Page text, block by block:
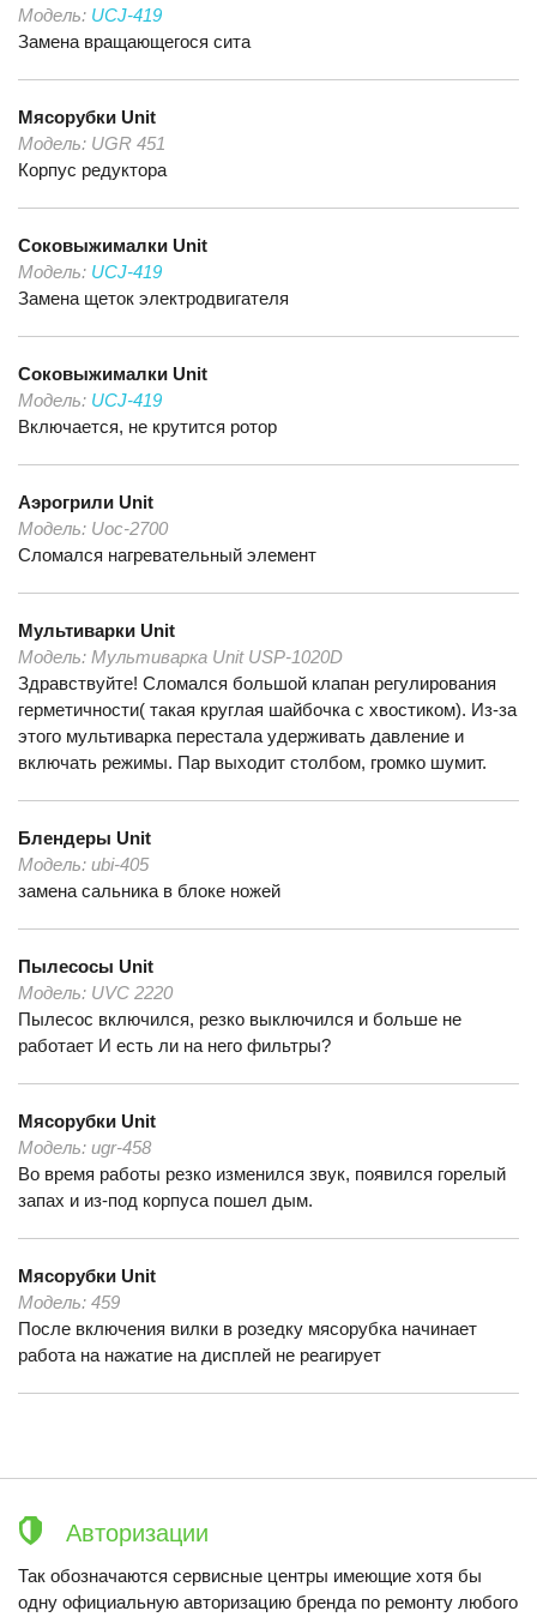
Модель: UCJ-419
Замена вращающегося сита
Мясорубки Unit
Модель: UGR 451
Корпус редуктора
Соковыжималки Unit
Модель: UCJ-419
Замена щеток электродвигателя
Соковыжималки Unit
Модель: UCJ-419
Включается, не крутится ротор
Аэрогрили Unit
Модель: Uoc-2700
Сломался нагревательный элемент
Мультиварки Unit
Модель: Мультиварка Unit USP-1020D
Здравствуйте! Сломался большой клапан регулирования
герметичности( такая круглая шайбочка с хвостиком). Из-за
этого мультиварка перестала удерживать давление и
включать режимы. Пар выходит столбом, громко шумит.
Блендеры Unit
Модель: ubi-405
замена сальника в блоке ножей
Пылесосы Unit
Модель: UVC 2220
Пылесос включился, резко выключился и больше не
работает И есть ли на него фильтры?
Мясорубки Unit
Модель: ugr-458
Во время работы резко изменился звук, появился горелый
запах и из-под корпуса пошел дым.
Мясорубки Unit
Модель: 459
После включения вилки в розедку мясорубка начинает
работа на нажатие на дисплей не реагирует
Авторизации
Так обозначаются сервисные центры имеющие хотя бы
одну официальную авторизацию бренда по ремонту любого